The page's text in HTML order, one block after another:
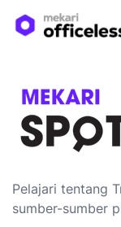
Pelajari tentang
sumber-sumber